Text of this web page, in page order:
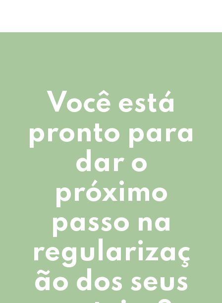
Você está
pronto para
dar o
próximo
passo na
regularizaç
ão dos seus